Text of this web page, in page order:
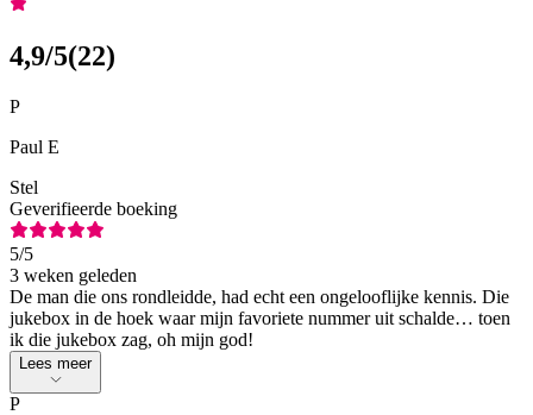
4,9/5(22)
P
Paul E
Stel
Geverifieerde boeking
5/5
3 weken geleden
De man die ons rondleidde, had echt een ongelooflijke kennis. Die
jukebox in de hoek waar mijn favoriete nummer uit schalde… toen
ik die jukebox zag, oh mijn god!
Lees meer
P